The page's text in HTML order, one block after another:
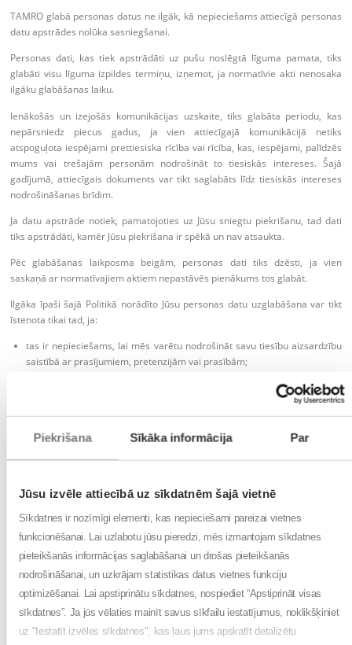
Piekrišana Sīkāka informācija Par
Jūsu izvēle attiecībā uz sīkdatnēm šajā vietnē
Sīkdatnes ir nozīmīgi elementi, kas nepieciešami pareizai vietnes
funkcionēšanai. Lai uzlabotu jūsu pieredzi, mēs izmantojam sīkdatnes
pieteikšanās informācijas saglabāšanai un drošas pieteikšanās
nodrošināšanai, un uzkrājam statistikas datus vietnes funkciju
optimizēšanai. Lai apstiprinātu sīkdatnes, nospiediet “Apstiprināt visas
sīkdatnes”. Ja jūs vēlaties mainīt savus sīkfailu iestatījumus, noklikšķiniet
uz "Iestatīt izvēles sīkdatnes", kas ļaus jums apskatīt detalizētu
TAMRO glabā personas datus ne ilgāk, kā nepieciešams attiecīgā personas
datu apstrādes nolūka sasniegšanai.
Personas dati, kas tiek apstrādāti uz pušu noslēgtā līguma pamata, tiks
glabāti visu līguma izpildes termiņu, izņemot, ja normatīvie akti nenosaka
ilgāku glabāšanas laiku.
Ienākošās un izejošās komunikācijas uzskaite, tiks glabāta periodu, kas
nepārsniedz piecus gadus, ja vien attiecīgajā komunikācijā netiks
atspoguļota iespējami prettiesiska rīcība vai rīcība, kas, iespējami, palīdzēs
mums vai trešajām personām nodrošināt to tiesiskās intereses. Šajā
gadījumā, attiecīgais dokuments var tikt saglabāts līdz tiesiskās intereses
nodrošināšanas brīdim.
Ja datu apstrāde notiek, pamatojoties uz Jūsu sniegtu piekrišanu, tad dati
tiks apstrādāti, kamēr Jūsu piekrišana ir spēkā un nav atsaukta.
Pēc glabāšanas laikposma beigām, personas dati tiks dzēsti, ja vien
saskaņā ar normatīvajiem aktiem nepastāvēs pienākums tos glabāt.
Ilgāka īpaši šajā Politikā norādīto Jūsu personas datu uzglabāšana var tikt
īstenota tikai tad, ja:
tas ir nepieciešams, lai mēs varētu nodrošināt savu tiesību aizsardzību
saistībā ar prasījumiem, pretenzijām vai prasībām;
ir pamatotas aizdomas par nelikumīgām darbībām, kuru dēļ veicama
Jūsu dati ir nepieciešami pienācīgai strīda, sūdzības izskatīšanai.
izpratnes veicināšanu par datu apstrādes aspektiem. Tādējādi TAMRO
Jums draudzīgu šo tiesību realizēšanas kārtību. Šo tiesību apjoms un
realizēšanas kārtība ir atkarīga no attiecīgās datu apstrādes darbības un
tajā apstrādājamajiem personas datiem.
Saņemot Jūsu iesniegumu par datu apstrādi vai citu Jūsu tiesību īstenošanai,
mums ir jāpārliecinās par Jūsu identitāti, tādēļ mums ir tiesības lūgt Jūs
uzrādīt personu apliecinošu dokumentu, kā arī, ja lūgums attiecas uz Jūsu
likumiski pārstāvamo personu – pārstāvību apliecinošu dokumentu,